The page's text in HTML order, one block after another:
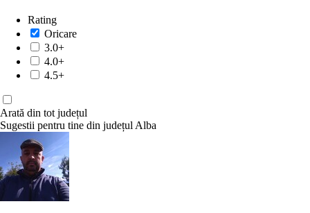
Rating
Oricare
3.0+
4.0+
4.5+
Arată din tot județul
Sugestii pentru tine din județul Alba